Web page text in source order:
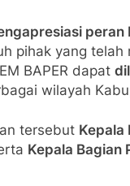
peran
pihak yang
BAPER dapat
wilayah
tersebut Kepala
Kepala Bagian